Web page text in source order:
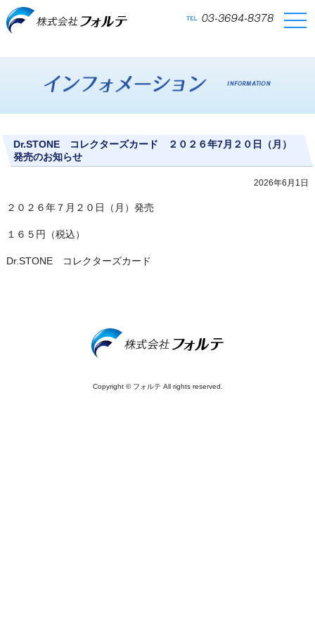
Dr.STONE コレクターズカード ２０２６年7月２０日（月）
発売のお知らせ
2026年6月1日
２０２６年７月２０日（月）発売
１６５円（税込）
Dr.STONE コレクターズカード
Copyright © フォルテ All rights reserved.